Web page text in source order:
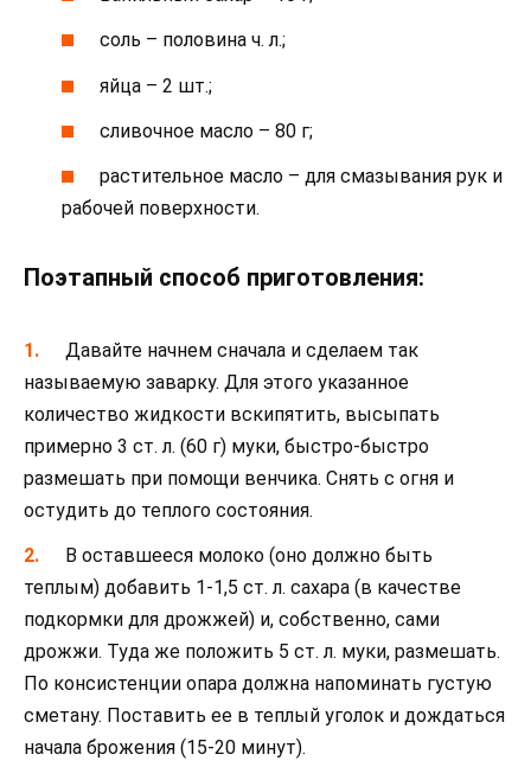
соль – половина ч. л.;
яйца – 2 шт.;
сливочное масло – 80 г;
растительное масло – для смазывания рук и
рабочей поверхности.
Поэтапный способ приготовления:
Давайте начнем сначала и сделаем так
называемую заварку. Для этого указанное
количество жидкости вскипятить, высыпать
примерно 3 ст. л. (60 г) муки, быстро-быстро
размешать при помощи венчика. Снять с огня и
остудить до теплого состояния.
В оставшееся молоко (оно должно быть
теплым) добавить 1-1,5 ст. л. сахара (в качестве
подкормки для дрожжей) и, собственно, сами
дрожжи. Туда же положить 5 ст. л. муки, размешать.
По консистенции опара должна напоминать густую
сметану. Поставить ее в теплый уголок и дождаться
начала брожения (15-20 минут).